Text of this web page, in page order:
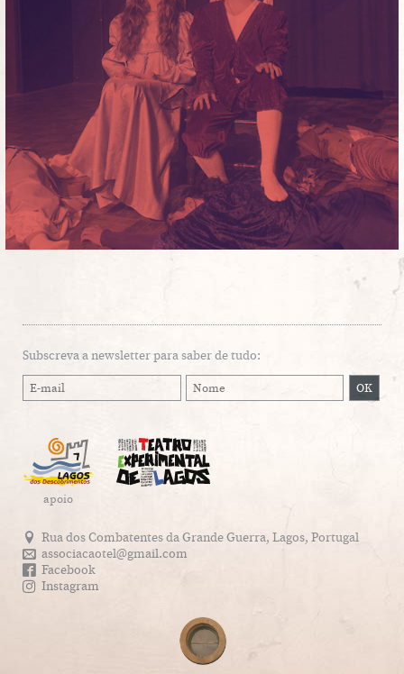
apoio
Rua dos Combatentes da Grande Guerra, Lagos, Portugal
associacaotel@gmail.com
Facebook
Instagram
Subscreva a newsletter para saber de tudo: